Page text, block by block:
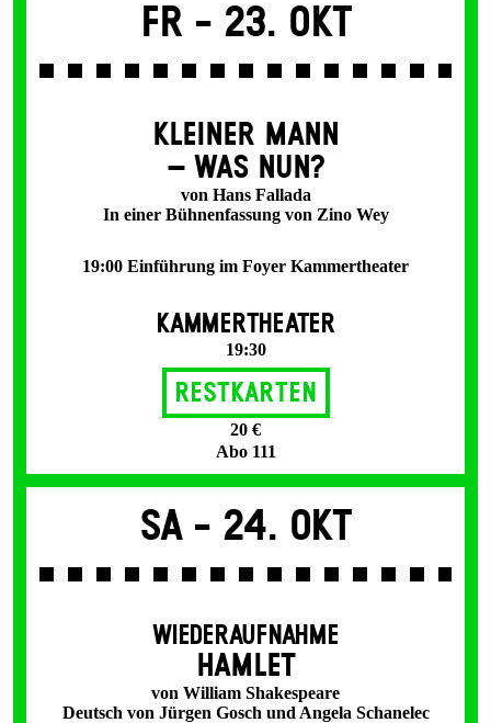
Fr - 23. Okt
KLEINER MANN
– WAS NUN?
von Hans Fallada
In einer Bühnenfassung von Zino Wey
19:00 Einführung im Foyer Kammertheater
KAMMERTHEATER
19:30
Restkarten
20 €
Abo 111
Sa - 24. Okt
WIEDERAUFNAHME
HAMLET
von William Shakespeare
Deutsch von Jürgen Gosch und Angela Schanelec